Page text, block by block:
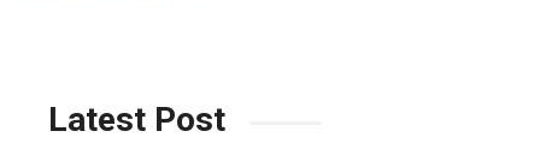
Latest Post